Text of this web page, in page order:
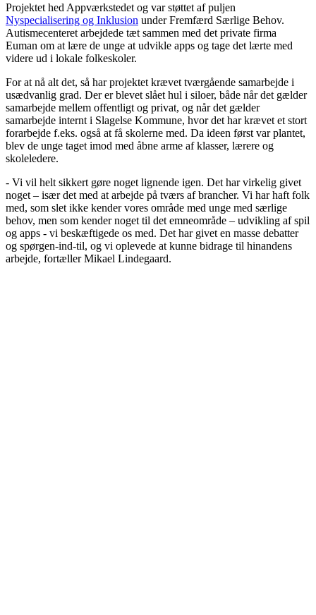
Projektet hed Appværkstedet og var støttet af puljen
Nyspecialisering og Inklusion under Fremfærd Særlige Behov.
Autismecenteret arbejdede tæt sammen med det private firma
Euman om at lære de unge at udvikle apps og tage det lærte med
videre ud i lokale folkeskoler.
For at nå alt det, så har projektet krævet tværgående samarbejde i
usædvanlig grad. Der er blevet slået hul i siloer, både når det gælder
samarbejde mellem offentligt og privat, og når det gælder
samarbejde internt i Slagelse Kommune, hvor det har krævet et stort
forarbejde f.eks. også at få skolerne med. Da ideen først var plantet,
blev de unge taget imod med åbne arme af klasser, lærere og
skoleledere.
- Vi vil helt sikkert gøre noget lignende igen. Det har virkelig givet
noget – især det med at arbejde på tværs af brancher. Vi har haft folk
med, som slet ikke kender vores område med unge med særlige
behov, men som kender noget til det emneområde – udvikling af spil
og apps - vi beskæftigede os med. Det har givet en masse debatter
og spørgen-ind-til, og vi oplevede at kunne bidrage til hinandens
arbejde, fortæller Mikael Lindegaard.